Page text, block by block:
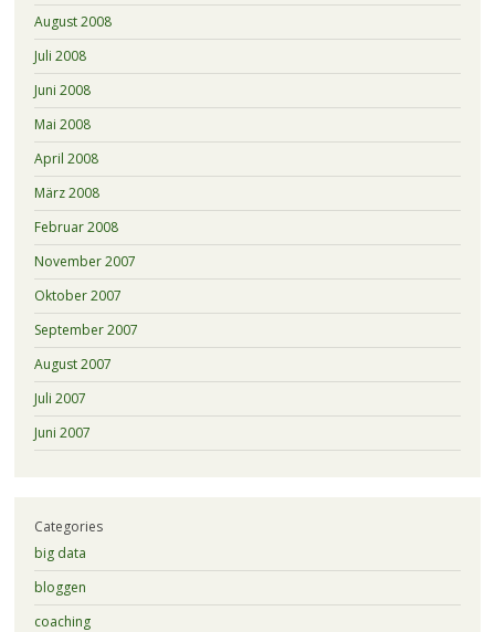
August 2008
Juli 2008
Juni 2008
Mai 2008
April 2008
März 2008
Februar 2008
November 2007
Oktober 2007
September 2007
August 2007
Juli 2007
Juni 2007
Categories
big data
bloggen
coaching